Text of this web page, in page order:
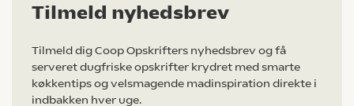
Tilmeld nyhedsbrev
Tilmeld dig Coop Opskrifters nyhedsbrev og få
serveret dugfriske opskrifter krydret med smarte
køkkentips og velsmagende madinspiration direkte i
indbakken hver uge.